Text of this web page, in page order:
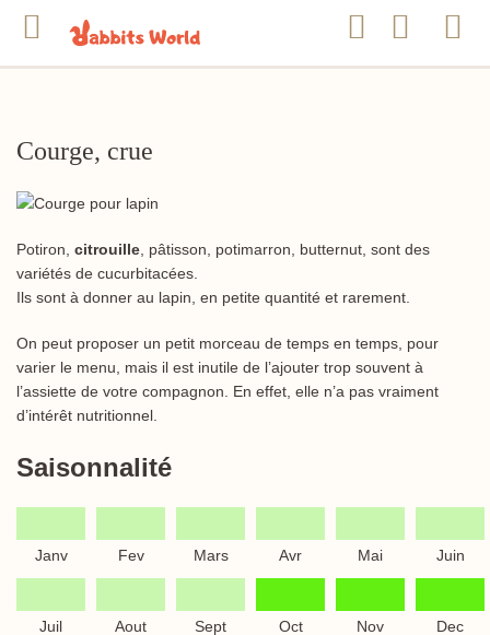
Courge, crue
Potiron, citrouille, pâtisson, potimarron, butternut, sont des
variétés de cucurbitacées.
Ils sont à donner au lapin, en petite quantité et rarement.
On peut proposer un petit morceau de temps en temps, pour
varier le menu, mais il est inutile de l’ajouter trop souvent à
l’assiette de votre compagnon. En effet, elle n’a pas vraiment
d’intérêt nutritionnel.
Saisonnalité
Janv Fev Mars Avr Mai Juin
Juil Aout Sept Oct Nov Dec